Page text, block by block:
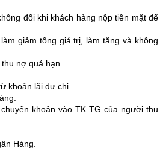
đổi khi khách hàng nộp tiền mặt để
giảm tổng giá trị, làm tăng và không
nợ quá hạn.
khoản lãi dự chi.
khoản vào TK TG của người thụ
Hàng.